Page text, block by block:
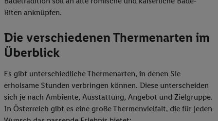
Riten anknüpfen.
Die verschiedenen Thermenarten im
Überblick
Es gibt unterschiedliche Thermenarten, in denen Sie
erholsame Stunden verbringen können. Diese unterscheiden
sich je nach Ambiente, Ausstattung, Angebot und Zielgruppe.
In Österreich gibt es eine große Thermenvielfalt, die für jeden